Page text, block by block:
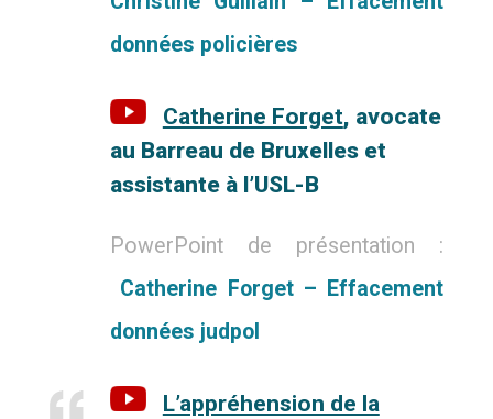
données policières
Catherine Forget, avocate
au Barreau de Bruxelles et
assistante à l’USL-B
PowerPoint de présentation :
Catherine Forget – Effacement
données judpol
L’appréhension de la